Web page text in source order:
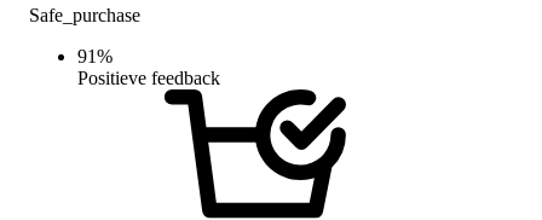
Safe_purchase
91%
Positieve feedback